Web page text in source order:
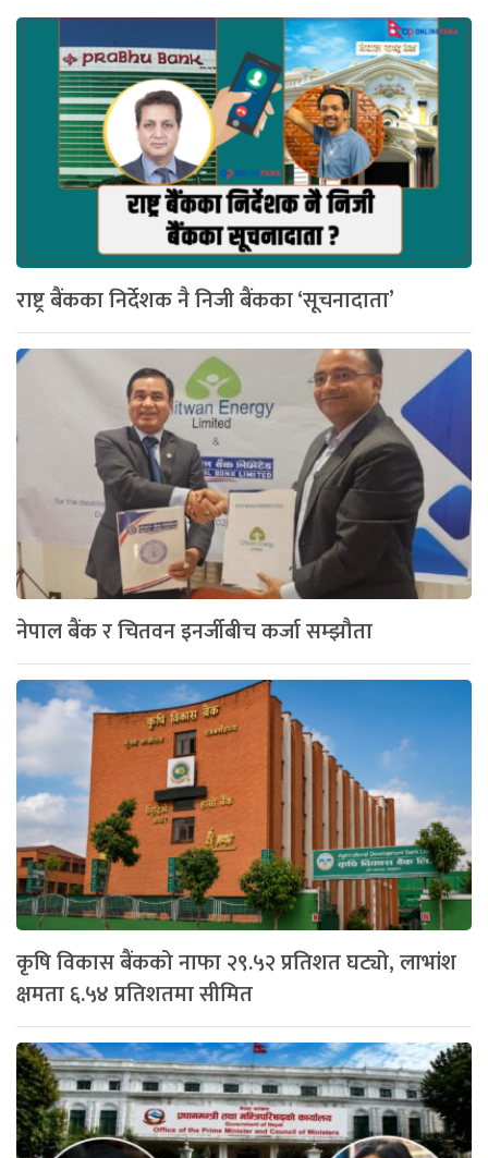
राष्ट्र बैंकका निर्देशक नै निजी बैंकका ‘सूचनादाता’
नेपाल बैंक र चितवन इनर्जीबीच कर्जा सम्झौता
कृषि विकास बैंकको नाफा २९.५२ प्रतिशत घट्यो, लाभांश
क्षमता ६.५४ प्रतिशतमा सीमित